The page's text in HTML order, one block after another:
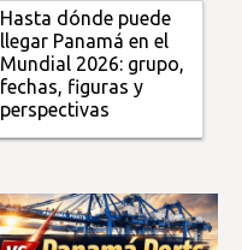
Hasta dónde puede
llegar Panamá en el
Mundial 2026: grupo,
fechas, figuras y
perspectivas